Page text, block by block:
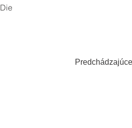
Die
Predchádzajúce